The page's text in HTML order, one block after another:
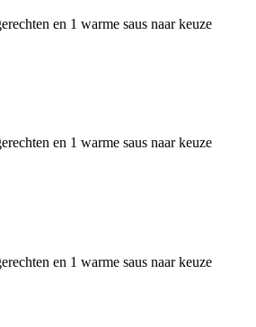
en 1 warme saus naar keuze
en 1 warme saus naar keuze
en 1 warme saus naar keuze